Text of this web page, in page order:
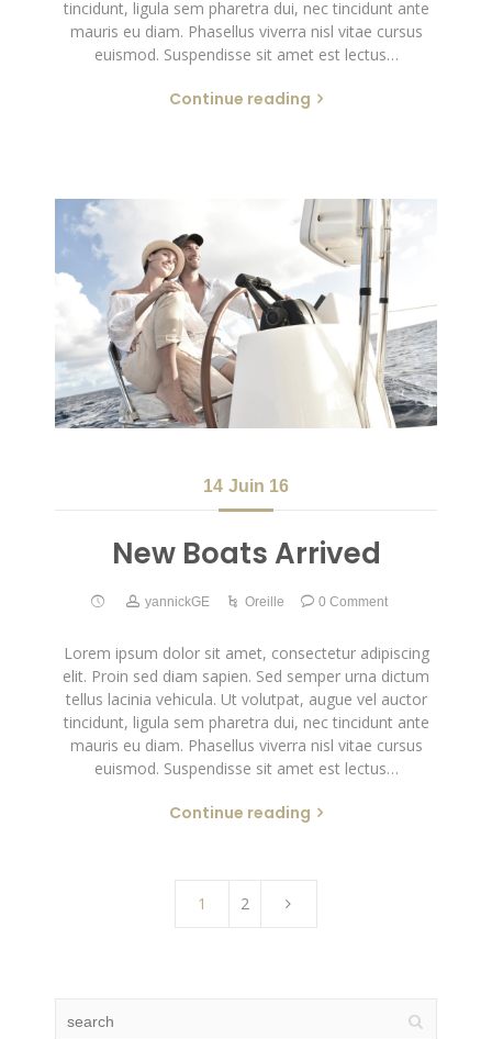
tincidunt, ligula sem pharetra dui, nec tincidunt ante
mauris eu diam. Phasellus viverra nisl vitae cursus
euismod. Suspendisse sit amet est lectus…
Continue reading
14 Juin 16
New Boats Arrived
yannickGE Oreille 0 Comment
Lorem ipsum dolor sit amet, consectetur adipiscing
elit. Proin sed diam sapien. Sed semper urna dictum
tellus lacinia vehicula. Ut volutpat, augue vel auctor
tincidunt, ligula sem pharetra dui, nec tincidunt ante
mauris eu diam. Phasellus viverra nisl vitae cursus
euismod. Suspendisse sit amet est lectus…
Continue reading
1 2